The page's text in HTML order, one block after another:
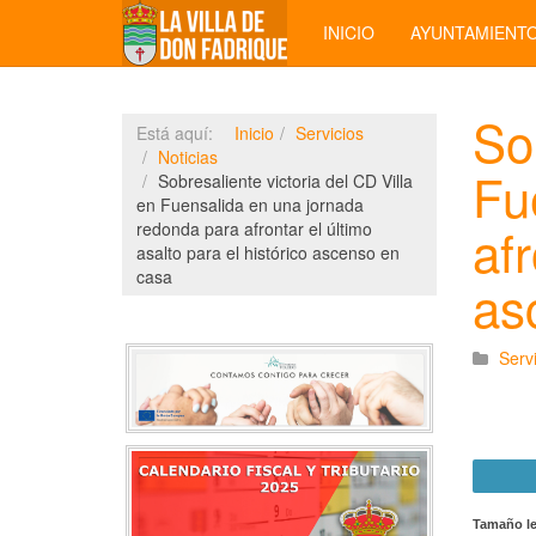
INICIO
Tamaño
Está aquí: Inicio
Servicios
Noticias
Sobresaliente victoria del CD Villa
en Fuensalida en una jornada
redonda para afrontar el último
asalto para el histórico ascenso en
casa